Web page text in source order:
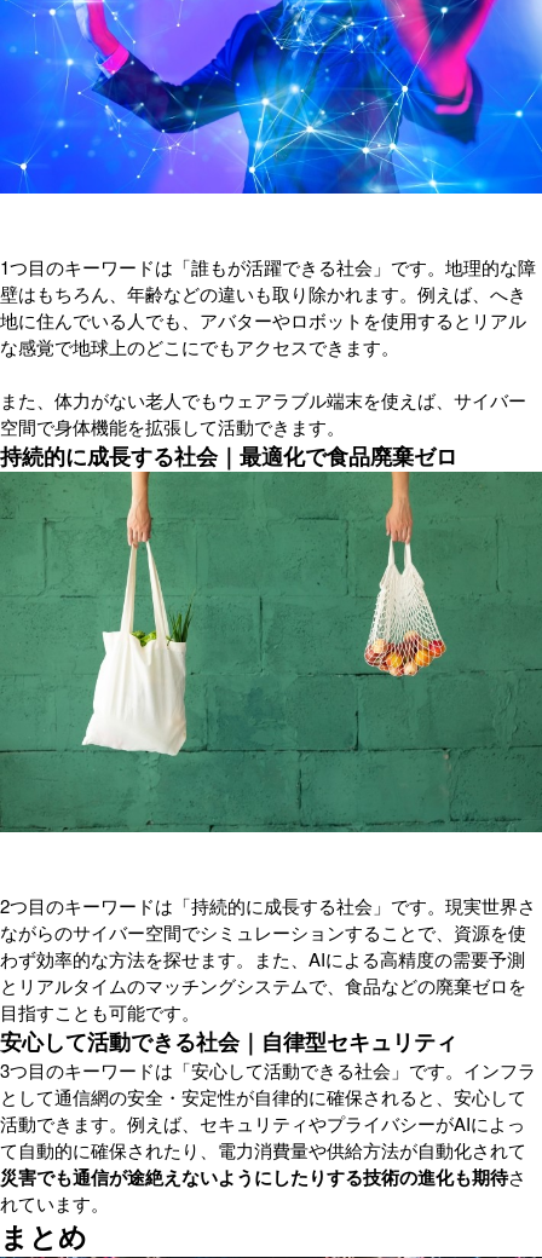
1つ目のキーワードは「誰もが活躍できる社会」です。地理的な障
壁はもちろん、年齢などの違いも取り除かれます。例えば、へき
地に住んでいる人でも、アバターやロボットを使用するとリアル
な感覚で地球上のどこにでもアクセスできます。
また、体力がない老人でもウェアラブル端末を使えば、サイバー
空間で身体機能を拡張して活動できます。
持続的に成長する社会｜最適化で食品廃棄ゼロ
2つ目のキーワードは「持続的に成長する社会」です。現実世界さ
ながらのサイバー空間でシミュレーションすることで、資源を使
わず効率的な方法を探せます。また、AIによる高精度の需要予測
とリアルタイムのマッチングシステムで、食品などの廃棄ゼロを
目指すことも可能です。
安心して活動できる社会｜自律型セキュリティ
3つ目のキーワードは「安心して活動できる社会」です。インフラ
として通信網の安全・安定性が自律的に確保されると、安心して
活動できます。例えば、セキュリティやプライバシーがAIによっ
て自動的に確保されたり、電力消費量や供給方法が自動化されて
災害でも通信が途絶えないようにしたりする技術の進化も期待さ
れています。
まとめ